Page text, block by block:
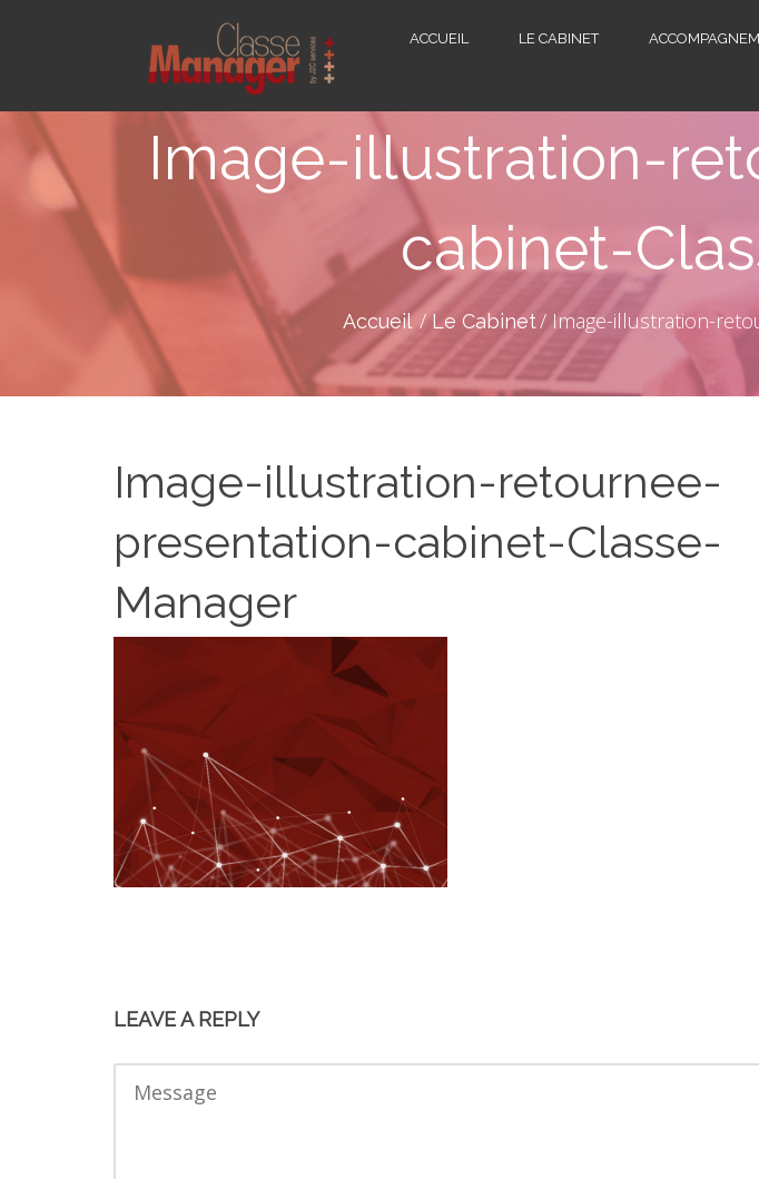
ACCUEIL LE CABINET
Image-illustration-
cabinet-
Accueil Le Cabinet Image-illustration-
Image-illustration-retournee-
presentation-cabinet-Classe-
Manager
LEAVE A REPLY